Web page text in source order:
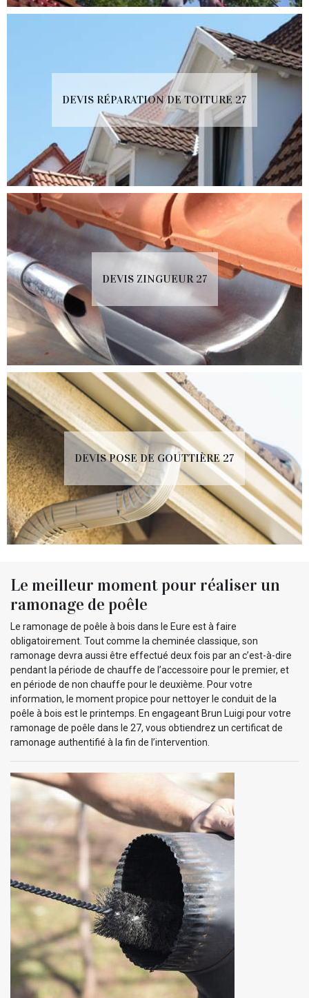
DEVIS RÉPARATION DE TOITURE 27
DEVIS ZINGUEUR 27
DEVIS POSE DE GOUTTIÈRE 27
Le meilleur moment pour réaliser un
ramonage de poêle
Le ramonage de poêle à bois dans le Eure est à faire
obligatoirement. Tout comme la cheminée classique, son
ramonage devra aussi être effectué deux fois par an c’est-à-dire
pendant la période de chauffe de l’accessoire pour le premier, et
en période de non chauffe pour le deuxième. Pour votre
information, le moment propice pour nettoyer le conduit de la
poêle à bois est le printemps. En engageant Brun Luigi pour votre
ramonage de poêle dans le 27, vous obtiendrez un certificat de
ramonage authentifié à la fin de l’intervention.